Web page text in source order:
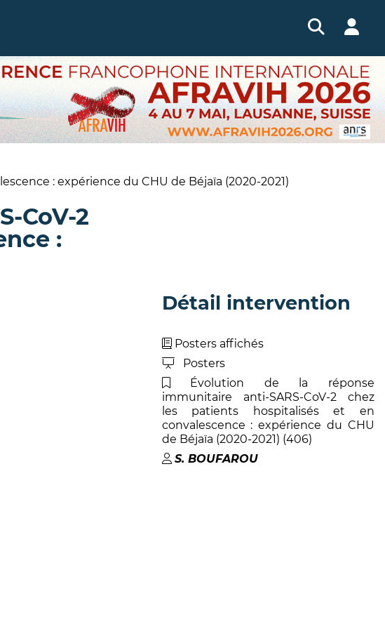
: expérience du CHU de Béjaïa (2020-2021)
CoV-2
:
Détail intervention
Posters affichés
Posters
Évolution de la réponse
immunitaire anti-SARS-CoV-2 chez
les patients hospitalisés et en
convalescence : expérience du CHU
de Béjaïa (2020-2021) (406)
S. BOUFAROU